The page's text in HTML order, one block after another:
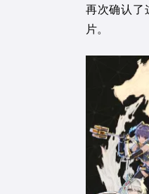
再次确认了
片。